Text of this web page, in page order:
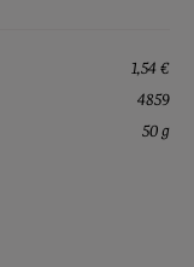
1,54 €
4859
50 g